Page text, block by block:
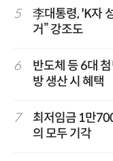
5
李대통령, 'K자
거” 강조도
6
반도체 등 6대
방 생산 시 혜택
7
최저임금 1만
의 모두 기각